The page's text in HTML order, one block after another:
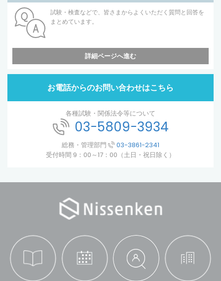
試験・検査などで、皆さまからよくいただく質問と回答を
まとめています。
詳細ページへ進む
お電話からのお問い合わせはこちら
各種試験・関係法令等について
03-5809-3934
総務・管理部門
03-3861-2341
受付時間 9：00～17：00（土日・祝日除く）